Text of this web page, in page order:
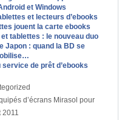
人が「ええやん！」て言うてるで。
登録するして、友達の「いいね！」を
et Windows
et lecteurs d’ebooks
jouent la carte ebooks
tablettes : le nouveau duo
Japon : quand la BD se
de prêt d’ebooks
d’écrans Mirasol pour